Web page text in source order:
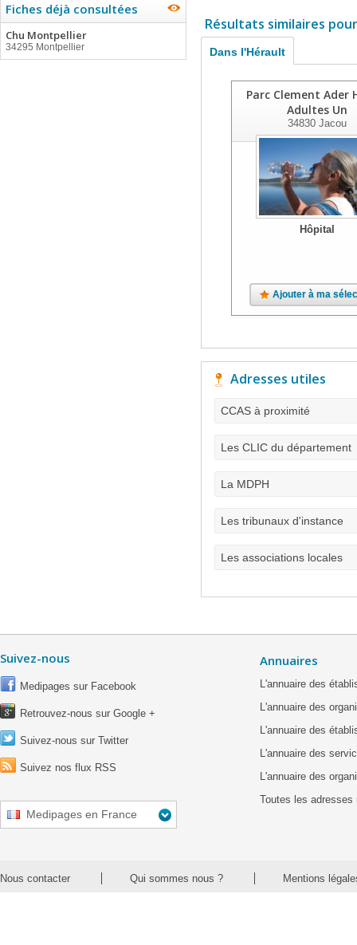
Fiches déjà consultées
Chu Montpellier
34295 Montpellier
Résultats similaires
Dans l'Hérault
Parc Clement Ader
Adultes Un
34830Jacou
Hôpital
Ajouter à ma
Adresses utiles
CCAS à proximité
Les CLIC du département
La MDPH
Les tribunaux d'instance
Les associations locales
Suivez-nous
Medipages sur Facebook
Retrouvez-nous sur Google +
Suivez-nous sur Twitter
Suivez nos flux RSS
Medipages en France
Annuaires
L'annuaire des
L'annuaire des
L'annuaire des
L'annuaire des
L'annuaire des
Toutes les adresses
Nous contacter Qui sommes nous ? Mentions